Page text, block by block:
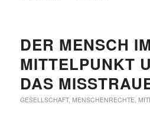
DER MENSCH
MITTELPUNKT
DAS
GESELLSCHAFT, MENSCHENRECHTE,